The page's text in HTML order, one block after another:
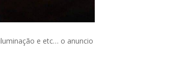
e etc… o anuncio